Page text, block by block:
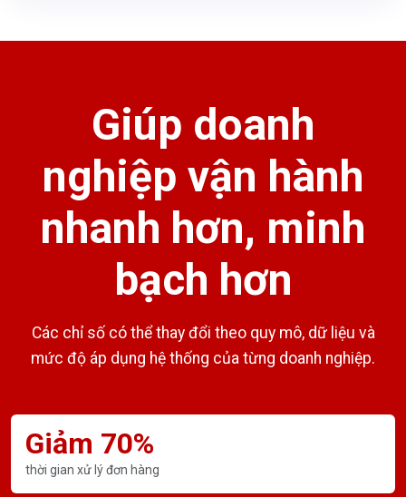
Giúp doanh
nghiệp vận hành
nhanh hơn, minh
bạch hơn
Các chỉ số có thể thay đổi theo quy mô, dữ liệu và
mức độ áp dụng hệ thống của từng doanh nghiệp.
Giảm 70%
thời gian xử lý đơn hàng